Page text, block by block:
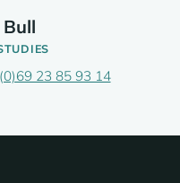
23 85 93 14